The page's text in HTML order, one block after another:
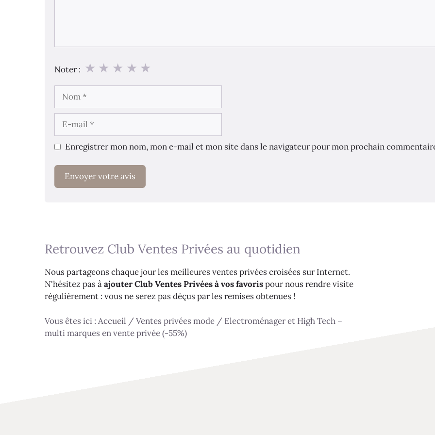
Noter : ★
★
★
★
★
mail
Enregistrer mon nom, mon e-mail et mon site dans le navigateur pour mon prochain
Retrouvez Club Ventes Privées au quotidien
Nous partageons chaque jour les meilleures ventes privées croisées sur Internet.
N'hésitez pas àajouter Club Ventes Privées à vos favorispour nous rendre visite
régulièrement : vous ne serez pas déçus par les remises obtenues !
Vous êtes ici : Accueil / Ventes privées mode / Electroménager et High Tech –
multi marques en vente privée (-55%)